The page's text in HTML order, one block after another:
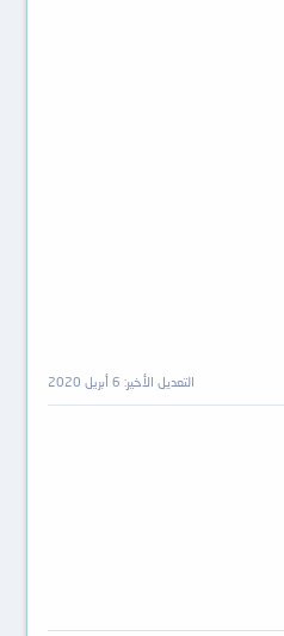
التعديل الأخير: 6 أبريل 2020